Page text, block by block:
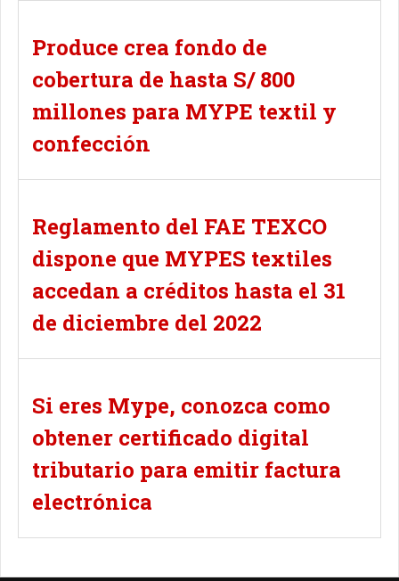
Produce crea fondo de
cobertura de hasta S/ 800
millones para MYPE textil y
confección
Reglamento del FAE TEXCO
dispone que MYPES textiles
accedan a créditos hasta el 31
de diciembre del 2022
Si eres Mype, conozca como
obtener certificado digital
tributario para emitir factura
electrónica